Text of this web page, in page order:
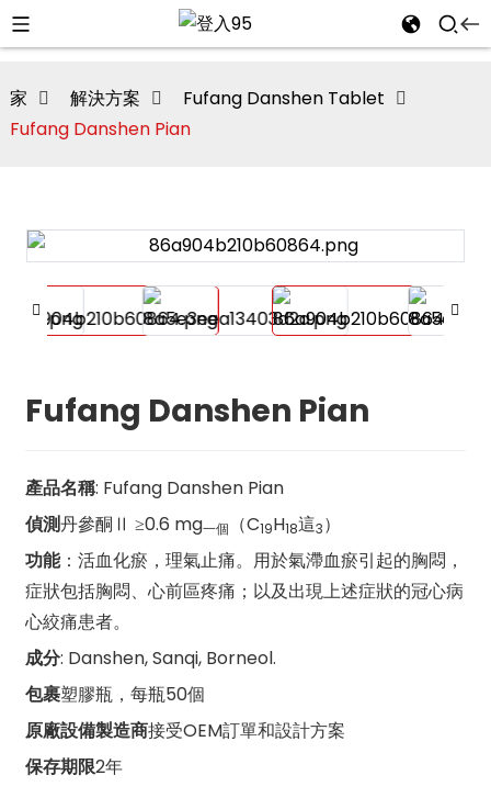
家 解決方案
Fufang Danshen Tablet
Fufang Danshen Pian
Fufang Danshen Pian
產品名稱: Fufang Danshen Pian
偵測丹參酮Ⅱ ≥0.6 mg一個 （C19H18這3）
功能：活血化瘀，理氣止痛。用於氣滯血瘀引起的胸悶，
症狀包括胸悶、心前區疼痛；以及出現上述症狀的冠心病
心絞痛患者。
成分: Danshen, Sanqi, Borneol.
包裹塑膠瓶，每瓶50個
原廠設備製造商接受OEM訂單和設計方案
保存期限2年